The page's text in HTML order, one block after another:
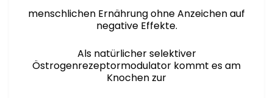
menschlichen Ernährung ohne Anzeichen auf
negative Effekte.
Als natürlicher selektiver
Östrogenrezeptormodulator kommt es am
Knochen zur